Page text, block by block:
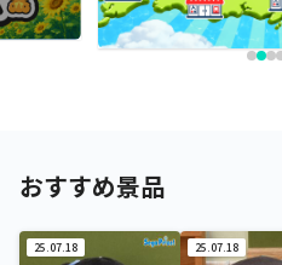
おすすめ景品
25.07.18 25.07.18